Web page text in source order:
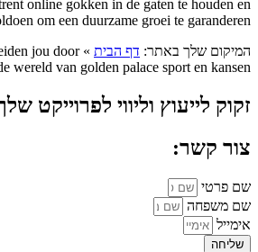
online gokken in de gaten te houden en
om een duurzame groei te garanderen.
המיקום שלך באתר: דף הבית »
jou door
wereld van golden palace sport en kansen
זקוק לייעוץ וליווי לפרוייקט
צור קשר:
שם פרטי
שם משפחה
אימייל
שליחה